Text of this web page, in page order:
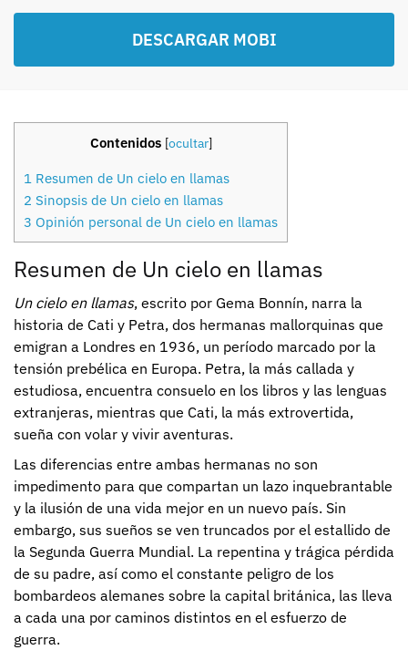
DESCARGAR MOBI
Contenidos [ocultar]
1 Resumen de Un cielo en llamas
2 Sinopsis de Un cielo en llamas
3 Opinión personal de Un cielo en llamas
Resumen de Un cielo en llamas
Un cielo en llamas, escrito por Gema Bonnín, narra la
historia de Cati y Petra, dos hermanas mallorquinas que
emigran a Londres en 1936, un período marcado por la
tensión prebélica en Europa. Petra, la más callada y
estudiosa, encuentra consuelo en los libros y las lenguas
extranjeras, mientras que Cati, la más extrovertida,
sueña con volar y vivir aventuras.
Las diferencias entre ambas hermanas no son
impedimento para que compartan un lazo inquebrantable
y la ilusión de una vida mejor en un nuevo país. Sin
embargo, sus sueños se ven truncados por el estallido de
la Segunda Guerra Mundial. La repentina y trágica pérdida
de su padre, así como el constante peligro de los
bombardeos alemanes sobre la capital británica, las lleva
a cada una por caminos distintos en el esfuerzo de
guerra.